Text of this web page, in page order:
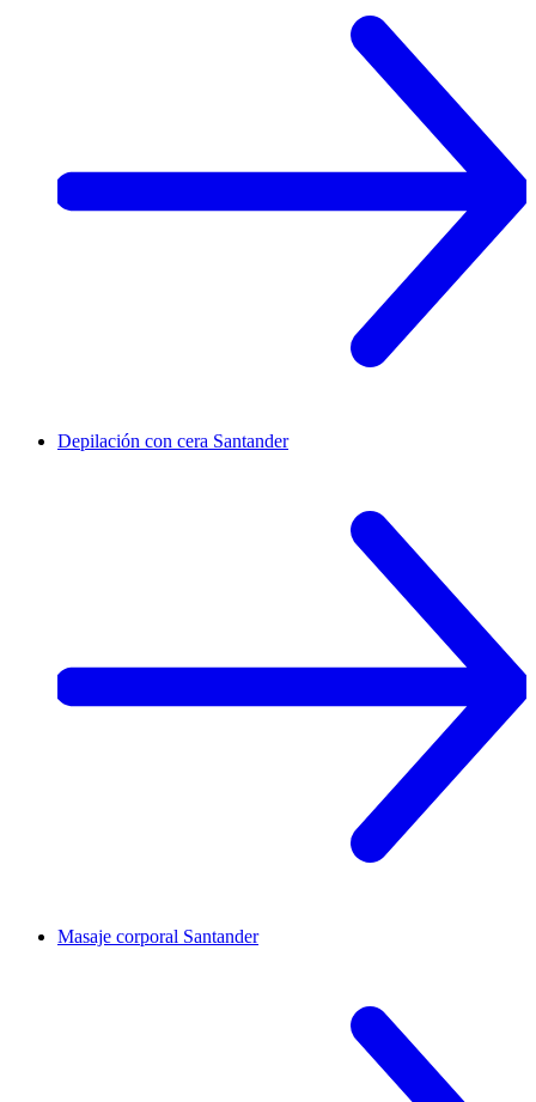
Depilación con cera Santander
Masaje corporal Santander